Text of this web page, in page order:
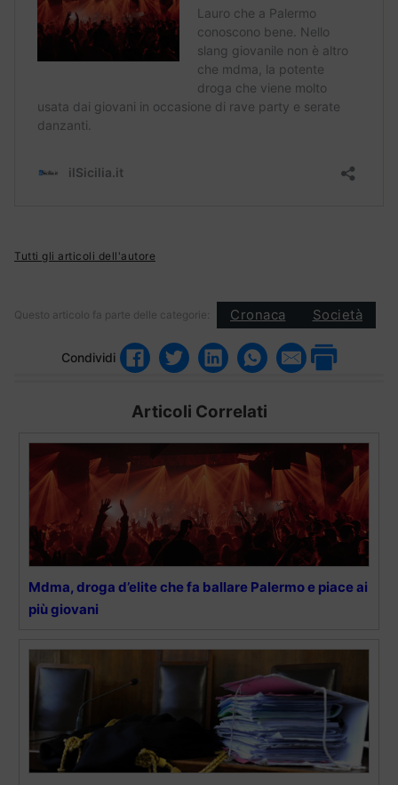
Tutti gli articoli dell'autore
Questo articolo fa parte delle categorie: Cronaca Società
Condividi
Articoli Correlati
Mdma, droga d’elite che fa ballare Palermo e piace ai
più giovani